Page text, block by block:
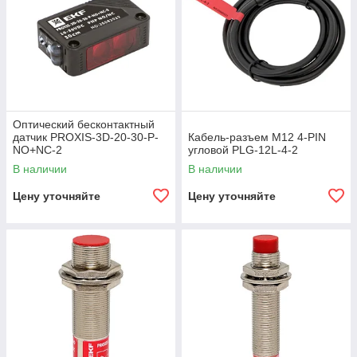
контролируемой области.
Защита от электромагнитных помех : Датчики
оснащены защитой от электромагнитных помех, что
обеспечивает стабильную работу в условиях сильных
интерфейсов и протоколов связи для легкой
интеграции в существующие системы автоматизации.
Применение
PROXIS:
зация
производст
ва: Контроль
и
управление
процессами
на
производств
Оптический бесконтактный
датчик PROXIS-3D-20-30-P-
NO+NC-2
В наличии
Цену уточняйте
Кабель-разъем М12 4-PIN
угловой PLG-12L-4-2
В наличии
Цену уточняйте